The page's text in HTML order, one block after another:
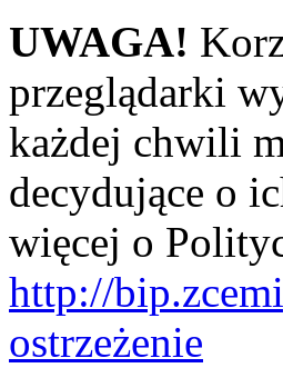
UWAGA!
przeglądarki
każdej chwili
decydujące o
więcej o
http://
ostrzeżenie